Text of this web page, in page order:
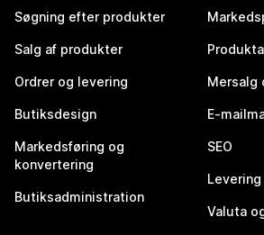
Søgning efter produkter
Salg af produkter
Ordrer og levering
Butiksdesign
Markedsføring og
konvertering
Butiksadministration
Mersalg
E-
SEO
Levering
Valuta